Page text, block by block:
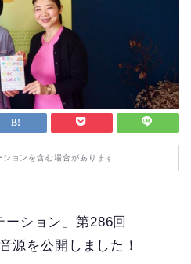
ョンを含む場合があります
ション」第286回
源を公開しました！